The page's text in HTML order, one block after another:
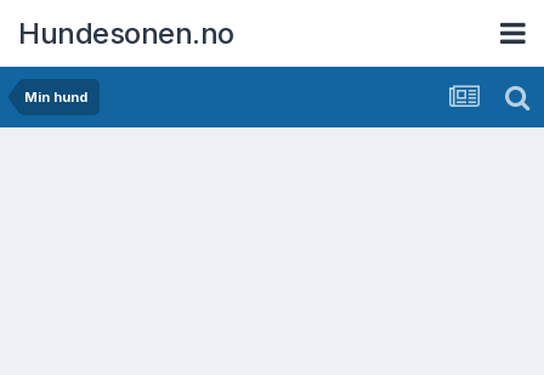
Hundesonen.no
Min hund